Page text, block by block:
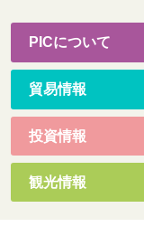
PICについて
貿易情報
投資情報
観光情報